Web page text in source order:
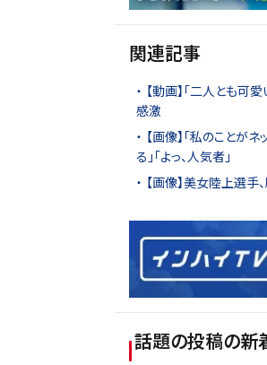
関連記事
【動画】「二人とも可
感激
【画像】「私のことが
る」「よっ、人気者」
【画像】美女陸上選手
話題の投稿の新